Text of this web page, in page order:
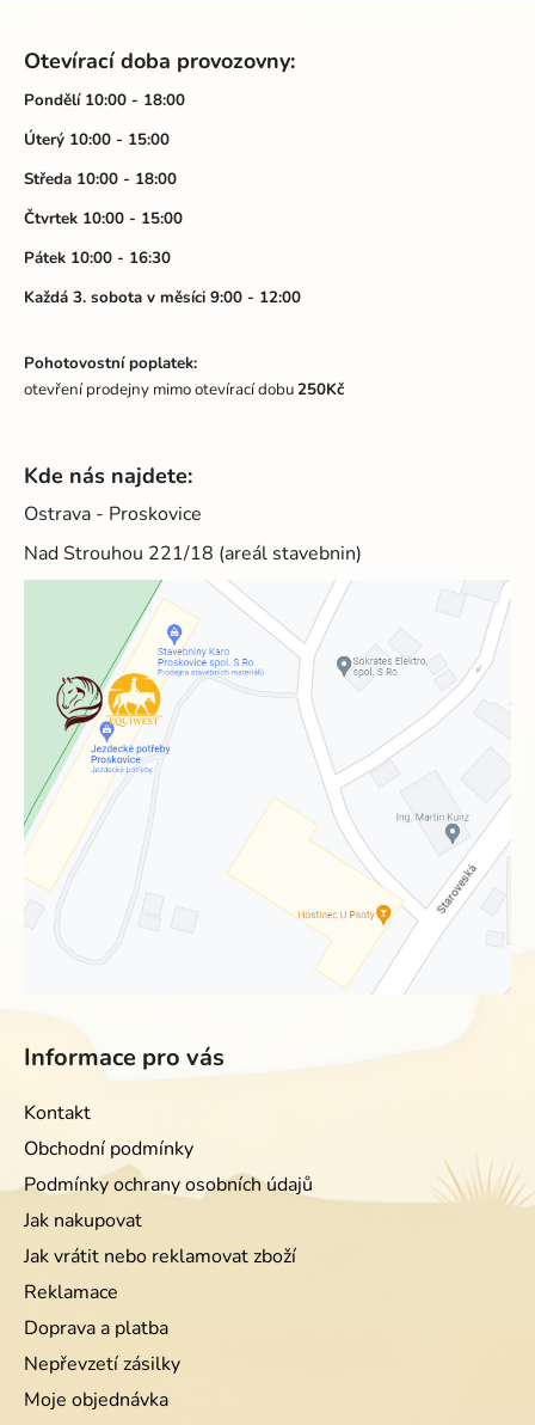
Otevírací doba provozovny:
Pondělí 10:00 - 18:00
Úterý 10:00 - 15:00
Středa 10:00 - 18:00
Čtvrtek 10:00 - 15:00
Pátek 10:00 - 16:30
Každá 3. sobota v měsíci 9:00 - 12:00
Pohotovostní poplatek:
otevření prodejny mimo otevírací dobu250Kč
Kde nás najdete:
Ostrava - Proskovice
Nad Strouhou 221/18 (areál stavebnin)
Informace pro vás
Kontakt
Obchodní podmínky
Podmínky ochrany osobních údajů
Jak nakupovat
Jak vrátit nebo reklamovat zboží
Reklamace
Doprava a platba
Nepřevzetí zásilky
Moje objednávka